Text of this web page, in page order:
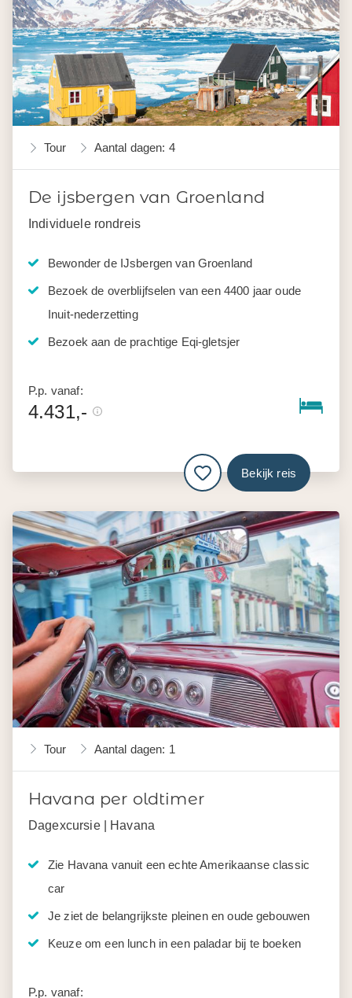
Tour Aantal dagen: 4
De ijsbergen van Groenland
Individuele rondreis
Bewonder de IJsbergen van Groenland
Bezoek de overblijfselen van een 4400 jaar oude
Inuit-nederzetting
Bezoek aan de prachtige Eqi-gletsjer
P.p. vanaf:
4.431,-
Bekijk reis
Tour Aantal dagen: 1
Havana per oldtimer
Dagexcursie | Havana
Zie Havana vanuit een echte Amerikaanse classic
car
Je ziet de belangrijkste pleinen en oude gebouwen
Keuze om een lunch in een paladar bij te boeken
P.p. vanaf: